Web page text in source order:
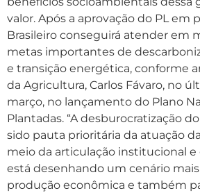
valor. Após a aprovação do PL em
Brasileiro conseguirá atender em
metas importantes de
e transição energética, conforme
da Agricultura, Carlos Fávaro, no
março, no lançamento do Plano
Plantadas. “A desburocratização
sido pauta prioritária da atuação
meio da articulação institucional
está desenhando um cenário
produção econômica e também